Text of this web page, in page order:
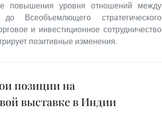
повышения уровня отношений между
Всеобъемлющего стратегического
и инвестиционное сотрудничество
позитивные изменения.
позиции на
выставке в Индии